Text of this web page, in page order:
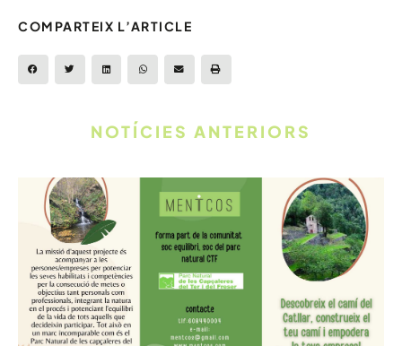
COMPARTEIX L’ARTICLE
NOTÍCIES ANTERIORS